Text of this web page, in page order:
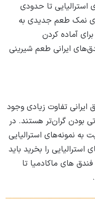
استرالیایی تا حدودی
نمک طعم جدیدی به
آماده کردن
ایرانی طعم شیرینی
ایرانی تفاوت زیادی وجود
بودن گران‌تر هستند. در
به نمونه‌های استرالیایی
را بخرید باید
های ماکادمیا تا